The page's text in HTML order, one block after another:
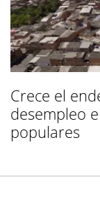
Crece el
desempleo
populares